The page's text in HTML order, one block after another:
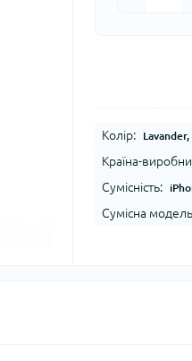
Колір:
Країна-
Сумісність:
Сумісна